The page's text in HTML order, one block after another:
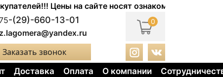
Цены на сайте носят ознакомительный характер.
-(29)-660-13-01
Заказать звонок
0
Доставка Оплата О компании